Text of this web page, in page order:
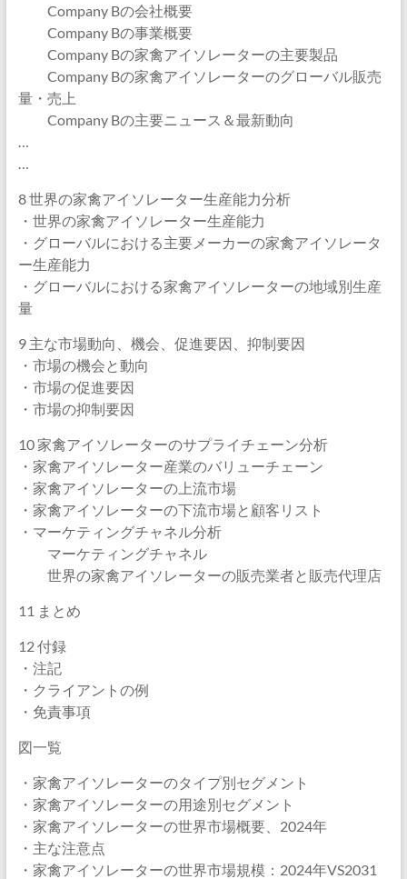
Company Bの会社概要
Company Bの事業概要
Company Bの家禽アイソレーターの主要製品
Company Bの家禽アイソレーターのグローバル販売
量・売上
Company Bの主要ニュース＆最新動向
…
…
8 世界の家禽アイソレーター生産能力分析
・世界の家禽アイソレーター生産能力
・グローバルにおける主要メーカーの家禽アイソレータ
ー生産能力
・グローバルにおける家禽アイソレーターの地域別生産
量
9 主な市場動向、機会、促進要因、抑制要因
・市場の機会と動向
・市場の促進要因
・市場の抑制要因
10 家禽アイソレーターのサプライチェーン分析
・家禽アイソレーター産業のバリューチェーン
・家禽アイソレーターの上流市場
・家禽アイソレーターの下流市場と顧客リスト
・マーケティングチャネル分析
マーケティングチャネル
世界の家禽アイソレーターの販売業者と販売代理店
11 まとめ
12 付録
・注記
・クライアントの例
・免責事項
図一覧
・家禽アイソレーターのタイプ別セグメント
・家禽アイソレーターの用途別セグメント
・家禽アイソレーターの世界市場概要、2024年
・主な注意点
・家禽アイソレーターの世界市場規模：2024年VS2031